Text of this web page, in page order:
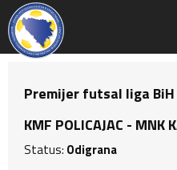
Premijer futsal liga
KMF POLICAJAC - MNK
Status: Odigrana